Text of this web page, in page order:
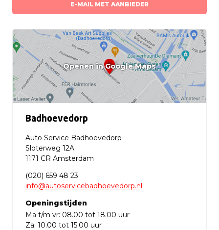
E-MAIL MET AANBIEDER
Openen in Google Maps
Badhoevedorp
Auto Service Badhoevedorp
Sloterweg 12A
1171 CR Amsterdam
(020) 659 48 23
info@autoservicebadhoevedorp.nl
Openingstijden
Ma t/m vr: 08.00 tot 18.00 uur
Za: 10.00 tot 15.00 uur